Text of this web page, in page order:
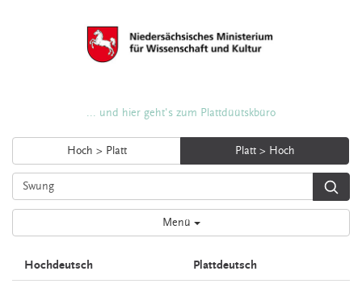
... und hier geht's zum Plattdüütskbüro
Hoch > Platt Platt > Hoch
Menü
Hochdeutsch Plattdeutsch